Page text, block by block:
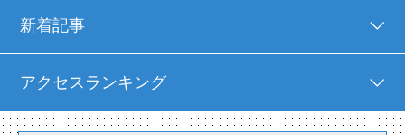
新着記事
アクセスランキング